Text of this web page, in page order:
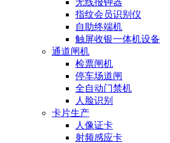
无线报钟器
指纹会员识别仪
自助终端机
触屏收银一体机设备
通道闸机
检票闸机
停车场道闸
全自动门禁机
人脸识别
卡片生产
人像证卡
射频感应卡